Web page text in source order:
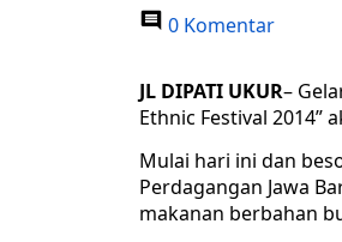
0 Komentar
JL DIPATI UKUR–
Ethnic Festival 2014”
Mulai hari ini dan
Perdagangan Jawa
makanan berbahan